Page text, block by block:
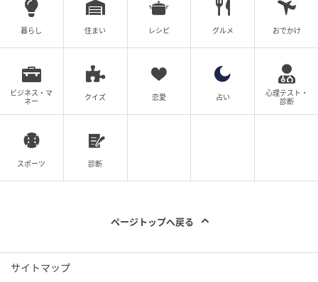
エキサイトニュース
エキサイトニュース
暮らし 住まい レシピ グルメ おでかけ
ビジネス・マ
ネー
クイズ 恋愛 占い
心理テスト・
診断
スポーツ 診断
ページトップへ戻る
サイトマップ